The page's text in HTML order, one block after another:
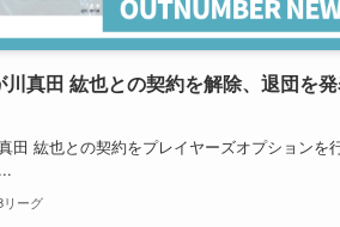
真田 紘也との契約を解除、退団を
田 紘也との契約をプレイヤーズオプションを
リーグ